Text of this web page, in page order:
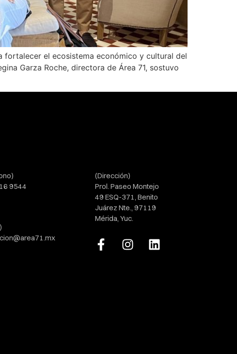
el ecosistema económico y cultural del
Garza Roche, directora de Área 71, sostuvo
9544
(Dirección)
Prol. Paseo Montejo
49 ESQ-371, Benito
Juárez Nte., 97119
Mérida, Yuc.